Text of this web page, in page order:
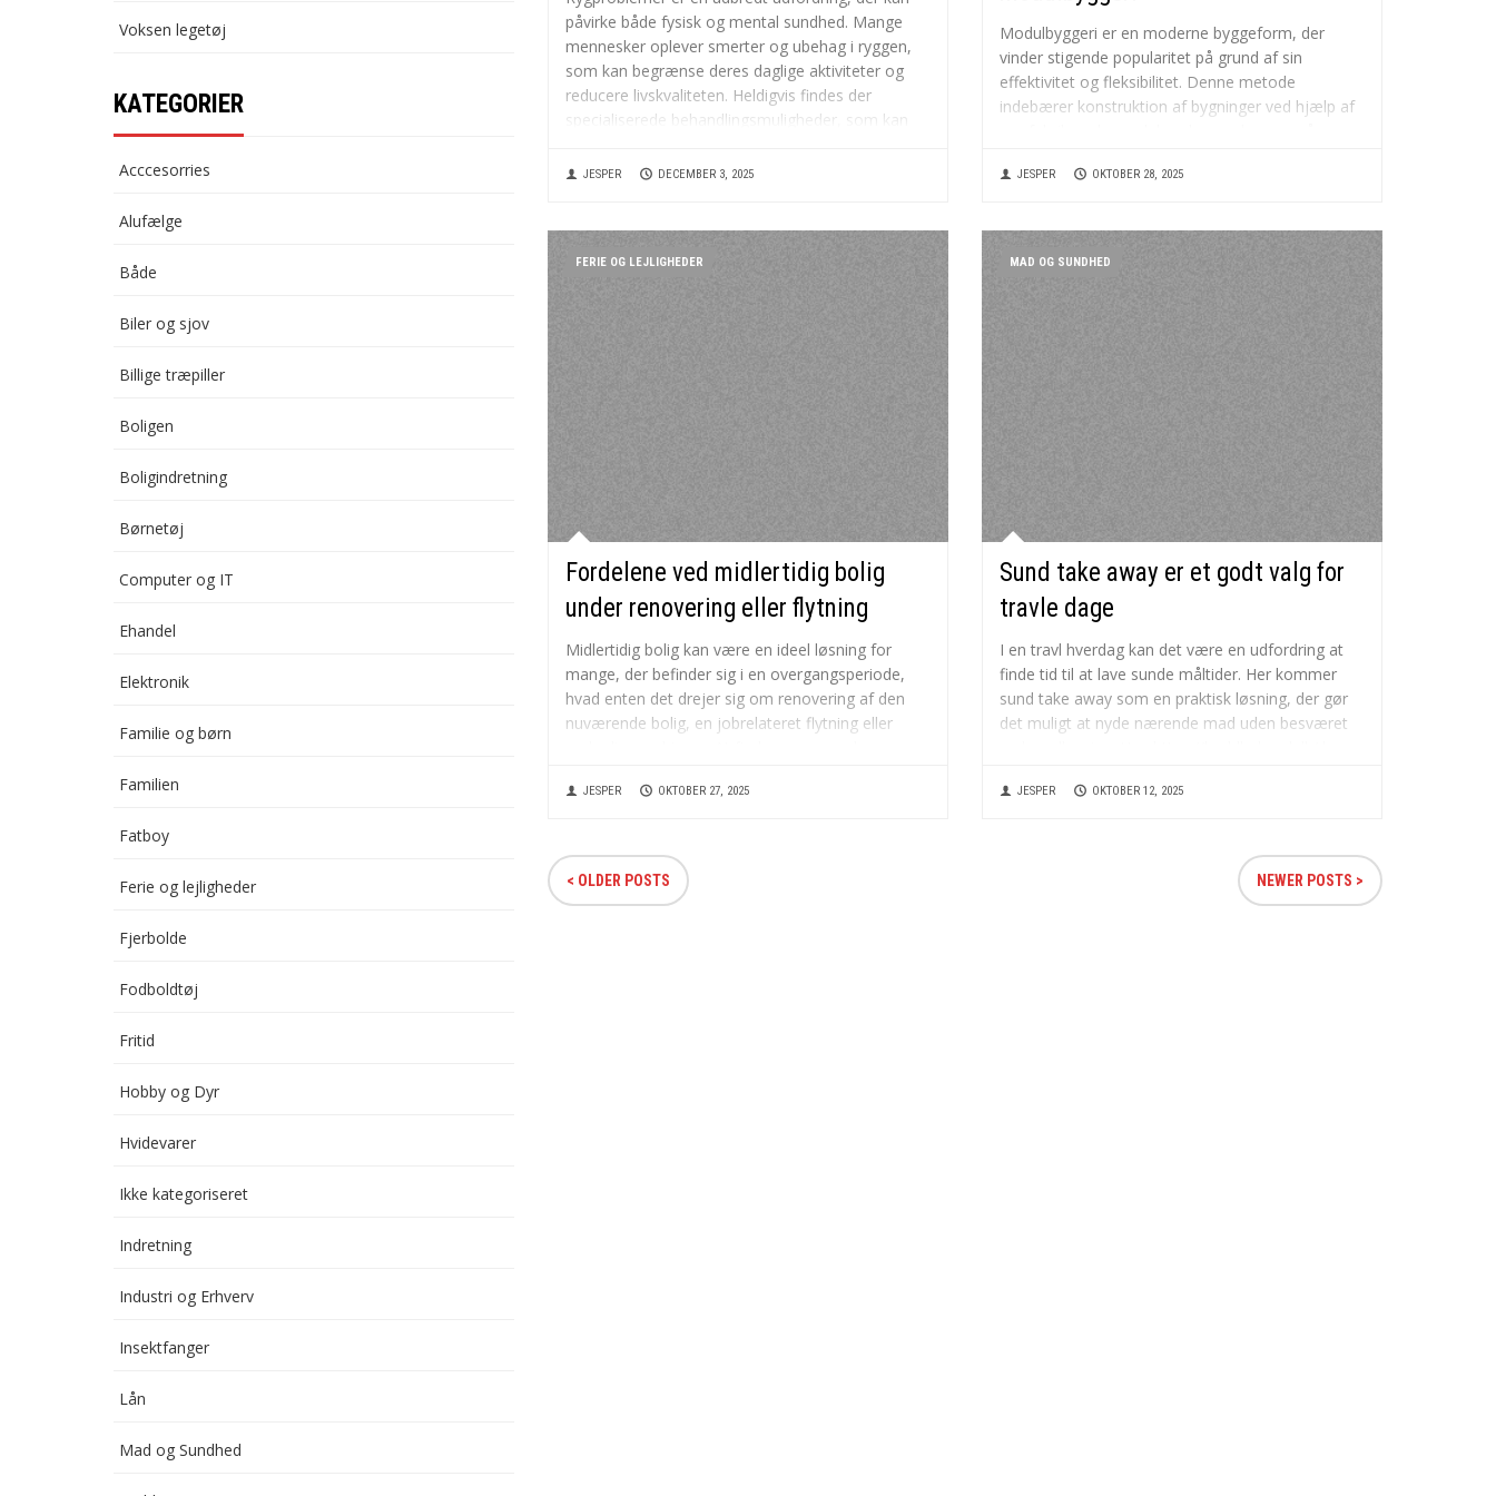
påvirke både fysisk og mental sundhed. Mange
mennesker oplever smerter og ubehag i ryggen,
som kan begrænse deres daglige aktiviteter og
reducere livskvaliteten. Heldigvis findes der
specialiserede behandlingsmuligheder, som kan
funktionaliteten. Et rygcenter i...
JESPER DECEMBER 3, 2025
Modulbyggeri er en moderne byggeform, der
vinder stigende popularitet på grund af sin
effektivitet og fleksibilitet. Denne metode
indebærer konstruktion af bygninger ved hjælp af
byggepladsen for samling. Resultatet er en
byggeproces sammenlignet med...
JESPER OKTOBER 28, 2025
FERIE OG LEJLIGHEDER
Fordelene ved midlertidig bolig
under renovering eller flytning
Midlertidig bolig kan være en ideel løsning for
mange, der befinder sig i en overgangsperiode,
hvad enten det drejer sig om renovering af den
nuværende bolig, en jobrelateret flytning eller
fleksibilitet og tryghed, mens man venter...
JESPER OKTOBER 27, 2025
MAD OG SUNDHED
Sund take away er et godt valg for
travle dage
I en travl hverdag kan det være en udfordring at
finde tid til at lave sunde måltider. Her kommer
sund take away som en praktisk løsning, der gør
det muligt at nyde nærende mad uden besværet
JESPER OKTOBER 12, 2025
< OLDER POSTS NEWER POSTS >
Voksen legetøj
KATEGORIER
Acccesorries
Alufælge
Både
Biler og sjov
Billige træpiller
Boligen
Boligindretning
Børnetøj
Computer og IT
Ehandel
Elektronik
Familie og børn
Familien
Fatboy
Ferie og lejligheder
Fjerbolde
Fodboldtøj
Fritid
Hobby og Dyr
Hvidevarer
Ikke kategoriseret
Indretning
Industri og Erhverv
Insektfanger
Lån
Mad og Sundhed